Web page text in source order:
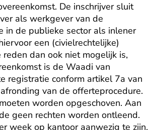
De inschrijver sluit
als werkgever van de
in de publieke sector als inlener
een (civielrechtelijke)
dan ook niet mogelijk is,
is de Waadi van
registratie conform artikel 7a van
van de offerteprocedure.
worden opgeschoven. Aan
geen rechten worden ontleend.
week op kantoor aanwezig te zijn.